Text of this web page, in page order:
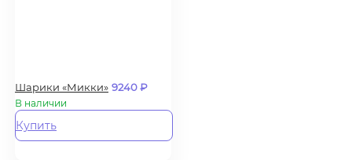
Шарики «Микки» 9240₽
В наличии
Купить